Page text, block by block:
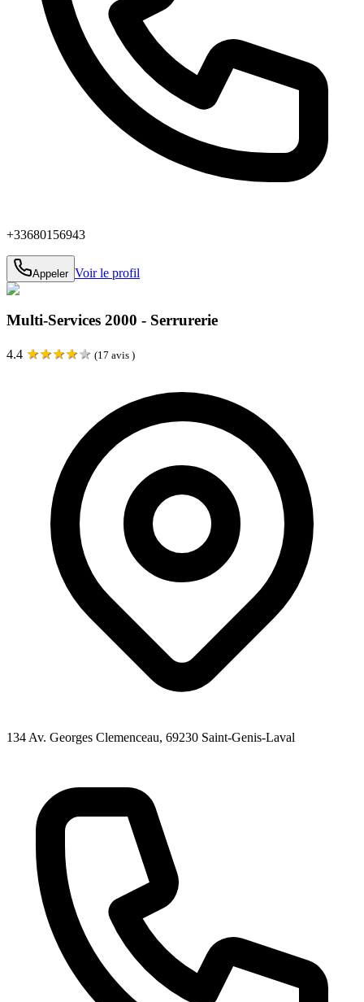
+33680156943
Appeler Voir le profil
Multi-Services 2000 - Serrurerie
4.4 ★★★★★ (17 avis )
134 Av. Georges Clemenceau, 69230 Saint-Genis-Laval